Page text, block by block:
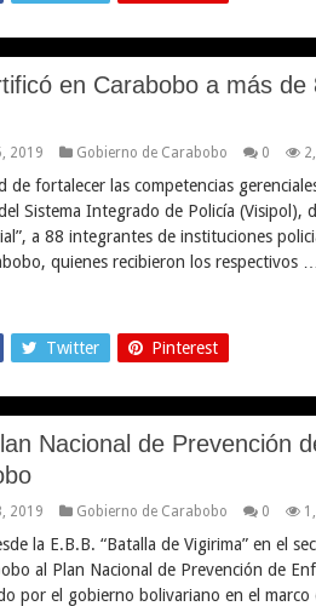
en Carabobo a más
2019 Gobierno de Carabobo 0
de fortalecer las competencias
Sistema Integrado de Policía (Visipol),
a 88 integrantes de instituciones
quienes recibieron los respectivos …
Twitter Pinterest
Nacional de Prevención
2019 Gobierno de Carabobo 0
la E.B.B. “Batalla de Vigirima” en el
al Plan Nacional de Prevención de
por el gobierno bolivariano en el